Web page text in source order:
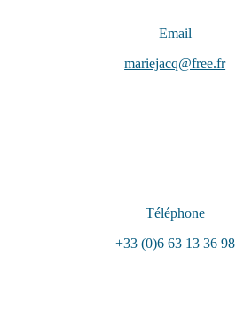
Email
mariejacq@free.fr
Téléphone
+33 (0)6 63 13 36 98